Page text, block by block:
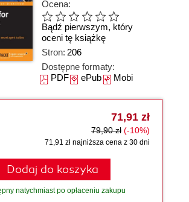
Ocena:
Bądź pierwszym, który
oceni tę książkę
Stron: 206
Dostępne formaty:
PDFePubMobi
71,91 zł
79,90 zł (-10%)
71,91 zł najniższa cena z 30 dni
Dodaj do koszyka
natychmiast po opłaceniu zakupu